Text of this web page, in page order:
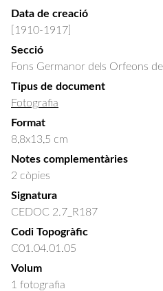
Data de creació
[1910-1917]
Secció
Fons Germanor dels Orfeons
Tipus de document
Fotografia
Format
8,8x13,5 cm
Notes complementàries
2 còpies
Signatura
CEDOC 2.7_R187
Codi Topogràfic
C01.04.01.05
Volum
1 fotografia